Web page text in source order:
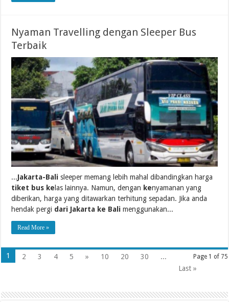
Nyaman Travelling dengan Sleeper Bus
Terbaik
...Jakarta-Bali sleeper memang lebih mahal dibandingkan harga
tiket bus ke las lainnya. Namun, dengan kenyamanan yang
diberikan, harga yang ditawarkan terhitung sepadan. Jika anda
hendak pergi dari Jakarta ke Bali menggunakan...
Read More »
Page 1 of 75
1 2 3 4 5 » 10 20 30
...
Last »